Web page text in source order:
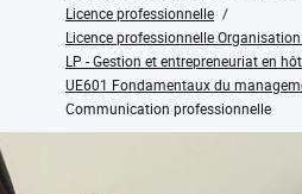
Licence professionnelle
Licence professionnelle
LP - Gestion et entrepreneuriat en
UE601 Fondamentaux du
Communication professionnelle